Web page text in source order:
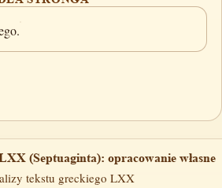
(Septuaginta): opracowanie własne
tekstu greckiego LXX